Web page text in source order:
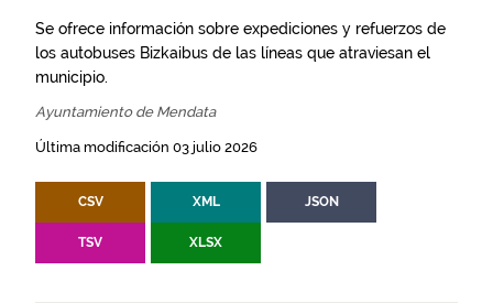
Se ofrece información sobre expediciones y refuerzos de
los autobuses Bizkaibus de las líneas que atraviesan el
municipio.
Ayuntamiento de Mendata
Última modificación 03 julio 2026
CSV XML JSON
TSV XLSX